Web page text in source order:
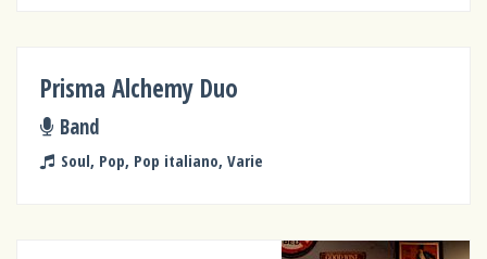
Prisma Alchemy Duo
Band
Soul, Pop, Pop italiano, Varie